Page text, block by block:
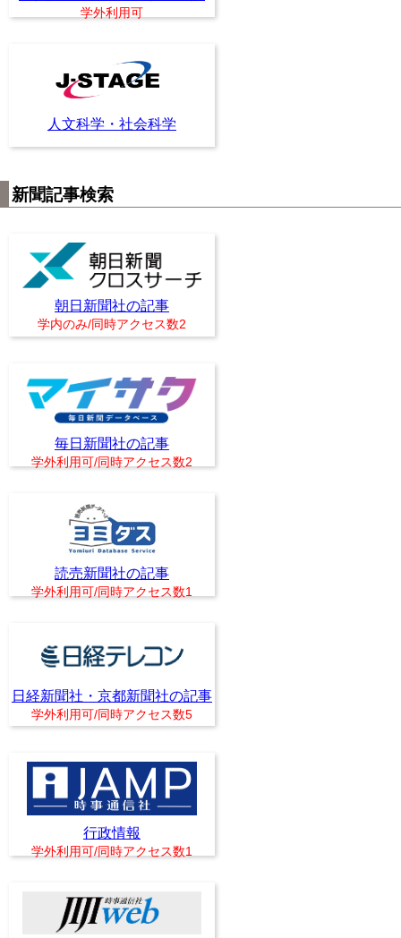
学外利用可
人文科学・社会科学
新聞記事検索
朝日新聞社の記事
学内のみ/同時アクセス数2
毎日新聞社の記事
学外利用可/同時アクセス数2
読売新聞社の記事
学外利用可/同時アクセス数1
日経新聞社・京都新聞社の記事
学外利用可/同時アクセス数5
行政情報
学外利用可/同時アクセス数1